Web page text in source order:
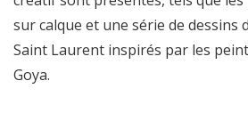
sur calque et une série de dessins
Saint Laurent inspirés par les
Goya.